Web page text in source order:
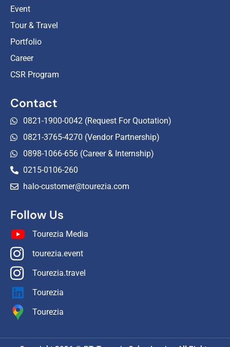
Event
Tour & Travel
Portfolio
Career
CSR Program
Contact
0821-1900-0042 (Request For Quotation)
0821-3765-4270 (Vendor Partnership)
0898-1066-656 (Career & Internship)
0215-0106-260
halo-customer@tourezia.com
Follow Us
Tourezia Media
tourezia.event
Tourezia.travel
Tourezia
Tourezia